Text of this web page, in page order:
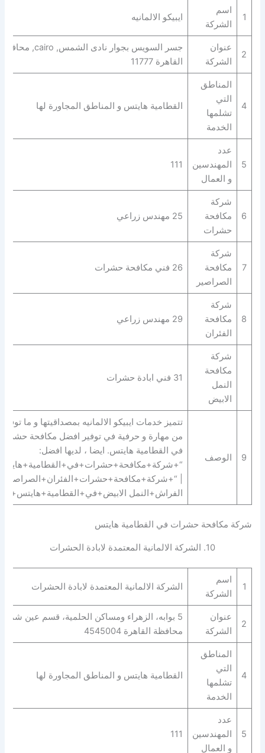
1
اسم
الشركة
ايبيكو الالمانيه
2
عنوان
الشركة
جسر السويس بجوار نادى الشمس, cairo, محافظة
القاهرة‬ 11777
4
المناطق
التي
تشلمها
الخدمة
القطامية هايتس و المناطق المجاورة لها
5
عدد
المهندسين
و العمال
111
6
شركة
مكافحة
حشرات
25 مهندس زراعي
7
شركة
مكافحة
الصراصير
26 فني مكافحة حشرات
8
شركة
مكافحة
الفئران
29 مهندس زراعي
شركة
مكافحة
النمل
الابيض
31 فني ابادة حشرات
9 الوصف
تتميز خدمات ايبيكو الالمانيه بمصداقيتها و ما توفره
من مهارة و حرفية في توفير افضل مكافحة
في القطامية هايتس. ايضا ، لديها افضل:
|
الفراش+النمل الابيض+في+القطامية+هايتس+”.
شركة مكافحة حشرات في القطامية هايتس
10. الشركة الالمانية المعتمدة لابادة الحشرات
1
اسم
الشركة
الشركة الالمانية المعتمدة لابادة الحشرات
2
عنوان
الشركة
5 بوابه، الزهراء ومساكن الحلمية، قسم عين
محافظة القاهرة‬ 4545004
4
المناطق
التي
تشلمها
الخدمة
القطامية هايتس و المناطق المجاورة لها
5
عدد
المهندسين
و العمال
111